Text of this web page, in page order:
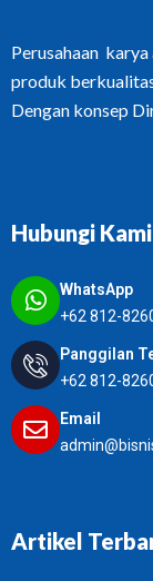
Perusahaan
produk
Dengan konsep
Hubungi Kami
WhatsApp
+62 812-
Panggilan
+62 812-
Email
Artikel